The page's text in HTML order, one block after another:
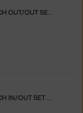
LAVIČKA PALISSADE PARK DINING BENCH OUT/OUT SET OF 2, ANTHRACITE
LAVIČKA PALISSADE PARK DINING BENCH IN/OUT SET OF 2, OLIVE